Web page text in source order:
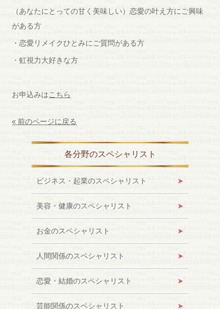
（あなたにとっての甘く美味しい）恋愛の叶え方にご興味
がある方
・恋愛リメイクひとみにご質問がある方
・虹視力大好きな方
お申込みはこちら
« 前のページに戻る
各分野のスペシャリスト
ビジネス・起業のスペシャリスト
美容・健康のスペシャリスト
お金のスペシャリスト
人間関係のスペシャリスト
恋愛・結婚のスペシャリスト
芸能関係のスペシャリスト